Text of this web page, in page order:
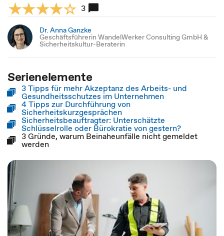
3
Dr. Anna Ganzke
Geschäftsführerin WandelWerker Consulting GmbH &
Sicherheitskultur-Beraterin
Serienelemente
3 Tipps für mehr Akzeptanz des Arbeits- und
Gesundheitsschutzes im Unternehmen
4 Tipps zur Durchführung von
Sicherheitskurzgesprächen
Sicherheitsbeauftragter: Unterschätzte
Schlüsselrolle oder Bürokratie von gestern?
3 Gründe, warum Beinaheunfälle nicht gemeldet
werden